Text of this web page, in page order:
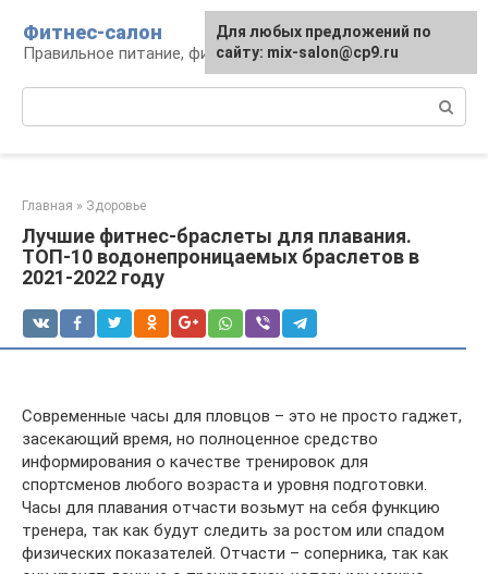
контенту
Фитнес-салон
Правильное питание, фитнес, образ жизни
Главная » Здоровье
Лучшие фитнес-браслеты для плавания.
ТОП-10 водонепроницаемых браслетов в
2021-2022 году
Современные часы для пловцов – это не просто гаджет,
засекающий время, но полноценное средство
информирования о качестве тренировок для
спортсменов любого возраста и уровня подготовки.
Часы для плавания отчасти возьмут на себя функцию
тренера, так как будут следить за ростом или спадом
физических показателей. Отчасти – соперника, так как
Для любых предложений по
сайту: mix-salon@cp9.ru